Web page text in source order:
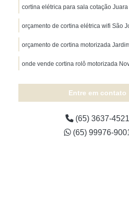
sob Medida
Tapete Sala
Sisal sob Medida
Tapete sob
Tapete sob Medida Mato Grosso
Cobertura de Toldo para Garagem
Toldo Retrátil
Toldo
Toldo Retrátil Cobertura
cortina elétrica para sala cotação Juara
orçamento de cortina elétrica wifi São
orçamento de cortina motorizada
onde vende cortina rolô motorizada
Entre em contato
(65) 3637-4521
(65) 99976-